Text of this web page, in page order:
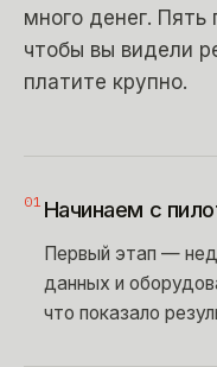
много денег.
чтобы вы видели
платите крупно.
01 Начинаем с
Первый этап —
данных и
что показало